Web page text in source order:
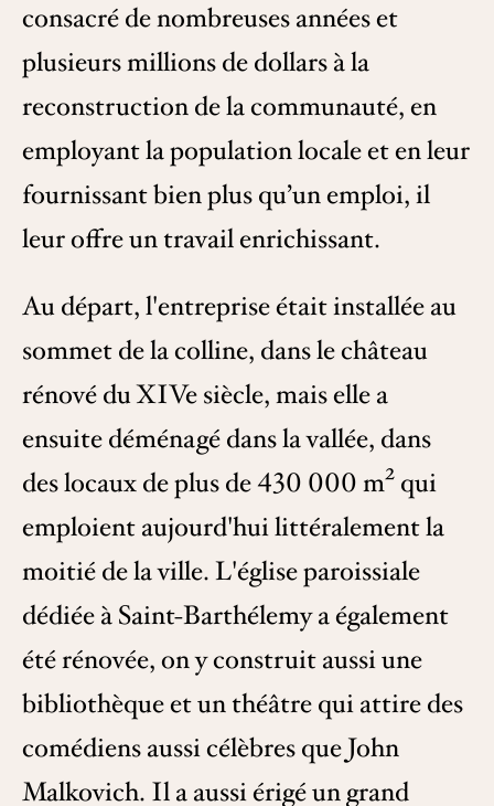
consacré de nombreuses années et
plusieurs millions de dollars à la
reconstruction de la communauté, en
employant la population locale et en leur
fournissant bien plus qu’un emploi, il
leur offre un travail enrichissant.
Au départ, l'entreprise était installée au
sommet de la colline, dans le château
rénové du XIVe siècle, mais elle a
ensuite déménagé dans la vallée, dans
des locaux de plus de 430 000 m² qui
emploient aujourd'hui littéralement la
moitié de la ville. L'église paroissiale
dédiée à Saint-Barthélemy a également
été rénovée, on y construit aussi une
bibliothèque et un théâtre qui attire des
comédiens aussi célèbres que John
Malkovich. Il a aussi érigé un grand